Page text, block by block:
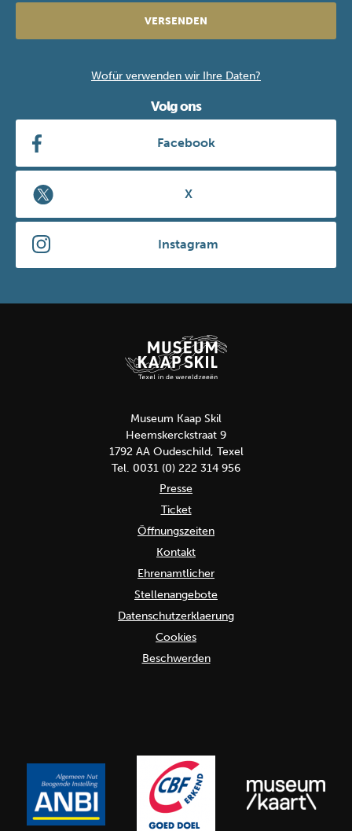
VERSENDEN
Wofür verwenden wir Ihre Daten?
Volg ons
Facebook
X
Instagram
Museum Kaap Skil
Heemskerckstraat 9
1792 AA Oudeschild, Texel
Tel. 0031 (0) 222 314 956
Presse
Ticket
Öffnungszeiten
Kontakt
Ehrenamtlicher
Stellenangebote
Datenschutzerklaerung
Cookies
Beschwerden